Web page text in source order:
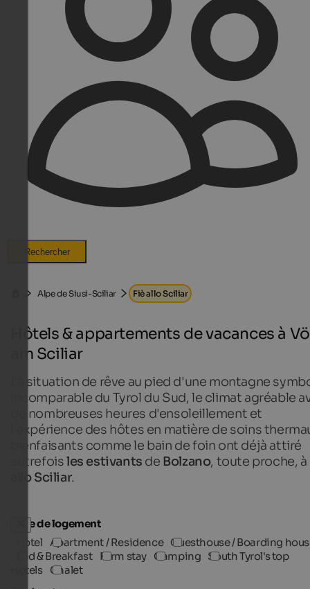
Rechercher
Alpe de Siusi-Sciliar Fiè allo Sciliar
Hôtels & appartements de vacances à
am Sciliar
La situation de rêve au pied d'une montagne
incomparable du Tyrol du Sud, le climat agréable
de nombreuses heures d'ensoleillement et
l'expérience des hôtes en matière de soins
bienfaisants comme le bain de foin ont déjà attiré
autrefoisles estivants de Bolzano, toute proche, à
allo Sciliar.
Type de logement
Hotel Apartment / Residence Guesthouse / Boarding
Bed & Breakfast Farm stay Camping South Tyrol's top
Hotels Chalet